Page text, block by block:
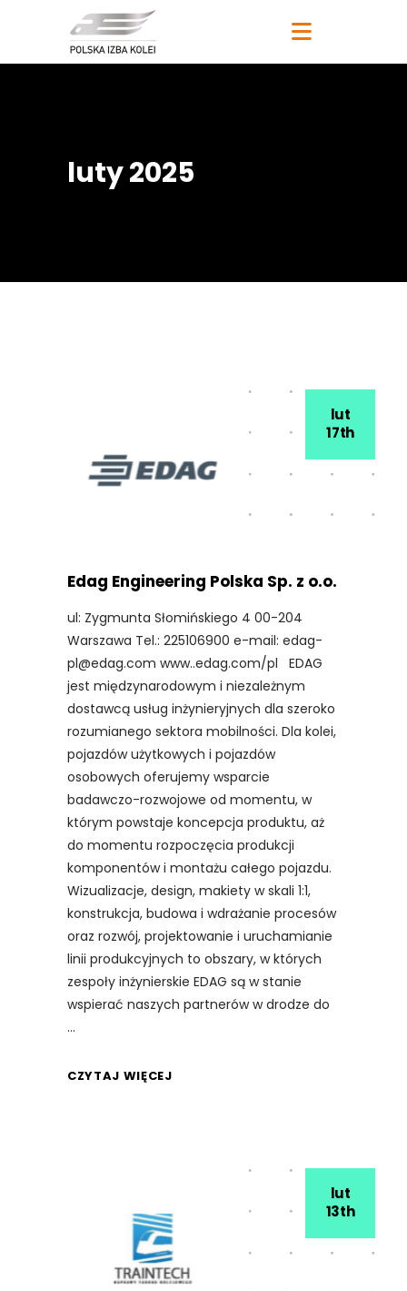
luty 2025
lut
17th
Edag Engineering Polska Sp. z o.o.
ul: Zygmunta Słomińskiego 4 00-204
Warszawa Tel.: 225106900 e-mail: edag-
pl@edag.com www..edag.com/pl EDAG
jest międzynarodowym i niezależnym
dostawcą usług inżynieryjnych dla szeroko
rozumianego sektora mobilności. Dla kolei,
pojazdów użytkowych i pojazdów
osobowych oferujemy wsparcie
badawczo-rozwojowe od momentu, w
którym powstaje koncepcja produktu, aż
do momentu rozpoczęcia produkcji
komponentów i montażu całego pojazdu.
Wizualizacje, design, makiety w skali 1:1,
konstrukcja, budowa i wdrażanie procesów
oraz rozwój, projektowanie i uruchamianie
linii produkcyjnych to obszary, w których
zespoły inżynierskie EDAG są w stanie
wspierać naszych partnerów w drodze do
CZYTAJ WIĘCEJ
lut
13th